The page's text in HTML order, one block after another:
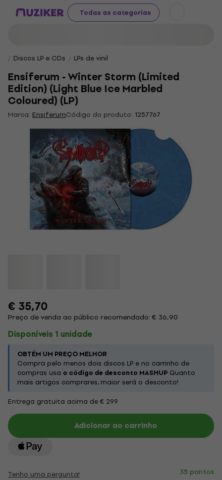
Todas as categorias
Discos LP e CDs LPs de vinil
Ensiferum - Winter Storm (Limited
Edition) (Light Blue Ice Marbled
Coloured) (LP)
Marca: EnsiferumCódigo do produto: 1257767
€ 35,70
Preço de venda ao público recomendado: € 36,90
Disponíveis 1 unidade
OBTÉM UM PREÇO MELHOR
Compra pelo menos dois discos LP e no carrinho de
compras usa o código de desconto MASHUP Quanto
mais artigos comprares, maior será o desconto!
Entrega gratuita acima de € 299
Adicionar ao carrinho
Tenho uma pergunta! 35 pontos